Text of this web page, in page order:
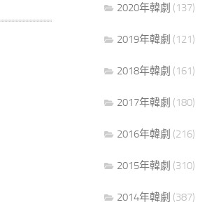
2020年韓劇 (137)
2019年韓劇 (121)
2018年韓劇 (161)
2017年韓劇 (180)
2016年韓劇 (216)
2015年韓劇 (310)
2014年韓劇 (387)